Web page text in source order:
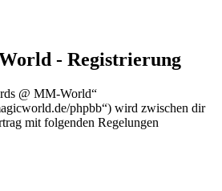
- Registrierung
@ MM-World“
phpbb“) wird zwischen dir
mit folgenden Regelungen